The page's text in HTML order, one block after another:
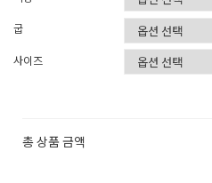
굽
사이즈
총 상품 금액